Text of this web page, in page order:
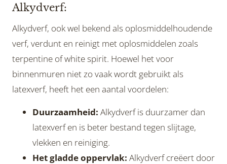
Alkydverf:
Alkydverf, ook wel bekend als oplosmiddelhoudende
verf, verdunt en reinigt met oplosmiddelen zoals
terpentine of white spirit. Hoewel het voor
binnenmuren niet zo vaak wordt gebruikt als
latexverf, heeft het een aantal voordelen:
Duurzaamheid: Alkydverf is duurzamer dan
latexverf en is beter bestand tegen slijtage,
vlekken en reiniging.
Het gladde oppervlak: Alkydverf creëert door